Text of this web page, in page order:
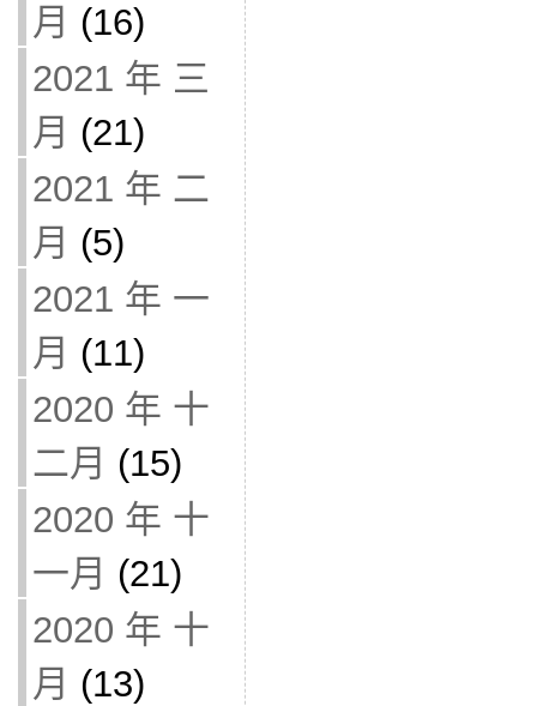
月 (16)
2021 年 三
月 (21)
2021 年 二
月 (5)
2021 年 一
月 (11)
2020 年 十
二月 (15)
2020 年 十
一月 (21)
2020 年 十
月 (13)